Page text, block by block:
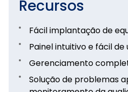
Recursos
Fácil implantação de
Painel intuitivo e fácil de
Gerenciamento
Solução de problemas